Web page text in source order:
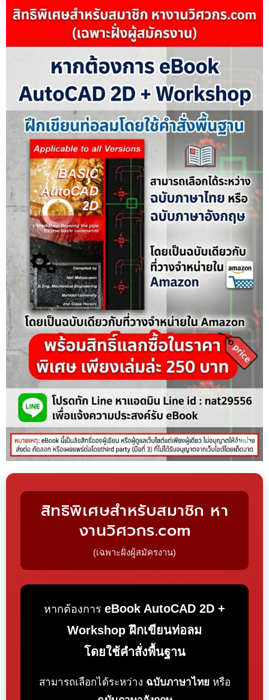
สิทธิพิเศษสำหรับสมาชิก หา
งานวิศวกร.com
(เฉพาะฝั่งผู้สมัครงาน)
หากต้องการ eBook AutoCAD 2D +
Workshop ฝึกเขียนท่อลม
โดยใช้คำสั่งพื้นฐาน
สามารถเลือกได้ระหว่าง ฉบับภาษาไทยหรือ